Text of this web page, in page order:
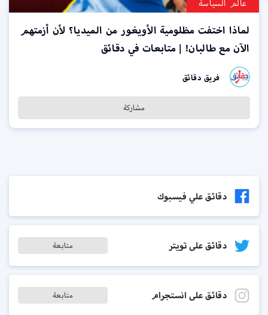
عالم السياسة
لماذا اختفت مظلومية الأويغور من الميديا؟ لأن أزمتهم
الآن مع طالبان! | متابعات في دقائق
فريق دقائق
مشاركة
دقائق علي فيسبوك
دقائق على تويتر متابعة
دقائق على انستجرام متابعة